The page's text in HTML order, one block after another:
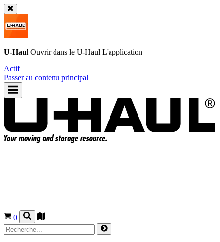
U-Haul Ouvrir dans le U-Haul L'application
Actif
Passer au contenu principal
0